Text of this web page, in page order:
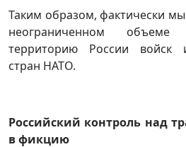
Таким образом, фактически
неограниченном объеме
территорию России
стран НАТО.
Российский контроль над
в фикцию